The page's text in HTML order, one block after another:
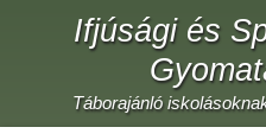
Ifjúsági és
Táborajánló